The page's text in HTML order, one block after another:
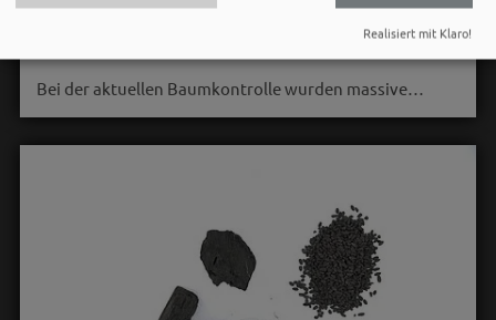
Die alte Weide am Seeweiher muss aus Gründen der
Bei der aktuellen Baumkontrolle wurden massive…
Realisiert mit Klaro!